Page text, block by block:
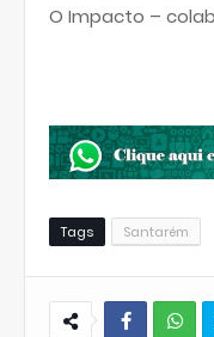
O Impacto –
Tags Santarém